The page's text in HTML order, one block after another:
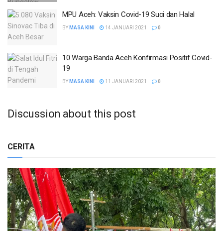
MPU Aceh: Vaksin Covid-19 Suci dan Halal
BY MASA KINI 14 JANUARI 2021 0
10 Warga Banda Aceh Konfirmasi Positif Covid-
19
BY MASA KINI 11 JANUARI 2021 0
Discussion about this post
CERITA